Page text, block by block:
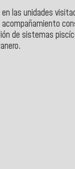
las unidades
de sistemas